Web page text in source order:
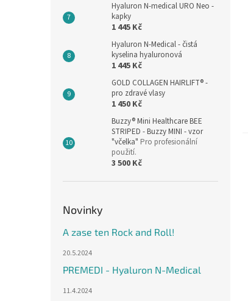
Hyaluron N-medical URO Neo -
kapky
1 445 Kč
Hyaluron N-Medical - čistá
kyselina hyaluronová
1 445 Kč
GOLD COLLAGEN HAIRLIFT® -
pro zdravé vlasy
1 450 Kč
Buzzy® Mini Healthcare BEE
STRIPED - Buzzy MINI - vzor
"včelka" Pro profesionální
použití.
3 500 Kč
Novinky
A zase ten Rock and Roll!
20.5.2024
PREMEDI - Hyaluron N-Medical
11.4.2024